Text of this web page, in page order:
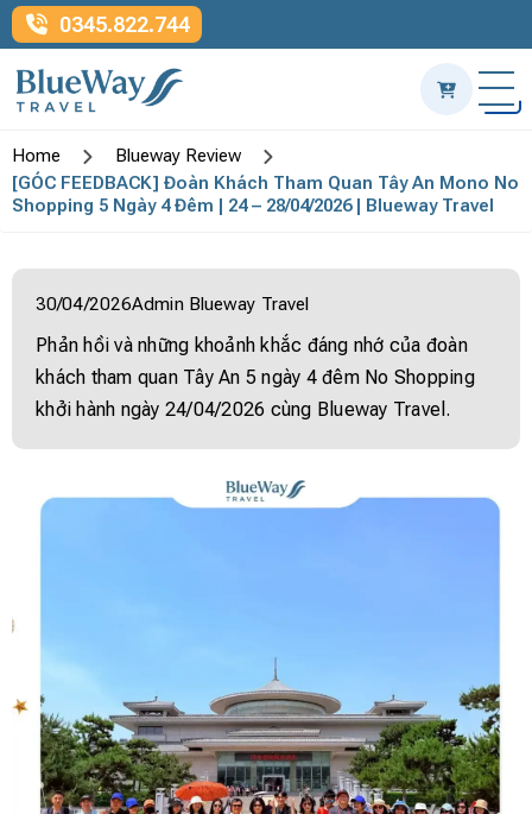
0345.822.744
Home
Blueway Review
[GÓC FEEDBACK] Đoàn Khách Tham Quan Tây An Mono No
Shopping 5 Ngày 4 Đêm | 24 – 28/04/2026 | Blueway Travel
30/04/2026Admin Blueway Travel
Phản hồi và những khoảnh khắc đáng nhớ của đoàn
khách tham quan Tây An 5 ngày 4 đêm No Shopping
khởi hành ngày 24/04/2026 cùng Blueway Travel.